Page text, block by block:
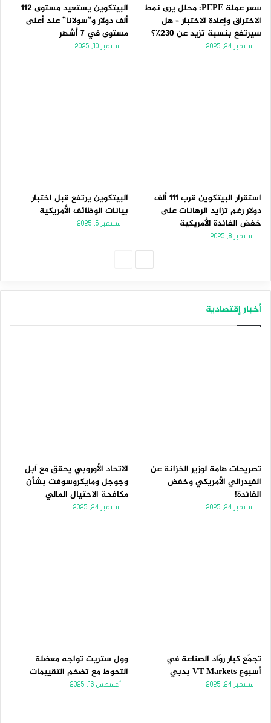
سعر عملة PEPE: محلل يرى نمط
الاختراق وإعادة الاختبار – هل
سيرتفع بنسبة تزيد عن 230٪؟
سبتمبر 24, 2025
البيتكوين يستعيد مستوى 112
ألف دولار و”سولانا” عند أعلى
مستوى في 7 أشهر
سبتمبر 10, 2025
استقرار البيتكوين قرب 111 ألف
دولار رغم تزايد الرهانات على
خفض الفائدة الأمريكية
سبتمبر 8, 2025
البيتكوين يرتفع قبل اختبار
بيانات الوظائف الأمريكية
سبتمبر 5, 2025
أخبار إقتصادية
تصريحات هامة لوزير الخزانة عن
الفيدرالي الأمريكي وخفض
الفائدة!
سبتمبر 24, 2025
الاتحاد الأوروبي يحقق مع آبل
وجوجل ومايكروسوفت بشأن
مكافحة الاحتيال المالي
سبتمبر 24, 2025
تجمّع كبار روّاد الصناعة في
أسبوع VT Markets بدبي
سبتمبر 24, 2025
وول ستريت تواجه معضلة
التحوط مع تضخم التقييمات
أغسطس 16, 2025